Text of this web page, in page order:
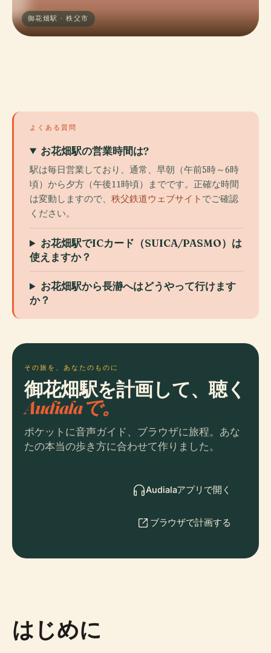
御花畑駅 · 秩父市
よくある質問
お花畑駅の営業時間は?
駅は毎日営業しており、通常、早朝（午前5時～6時
頃）から夕方（午後11時頃）までです。正確な時間
は変動しますので、 秩父鉄道ウェブサイトでご確認
ください。
お花畑駅でICカード（SUICA/PASMO）は
使えますか？
お花畑駅から長瀞へはどうやって行けます
か？
その旅を、あなたのものに
御花畑駅を計画して、聴く
Audialaで。
ポケットに音声ガイド、ブラウザに旅程。あな
たの本当の歩き方に合わせて作りました。
Audialaアプリで開く
ブラウザで計画する
はじめに